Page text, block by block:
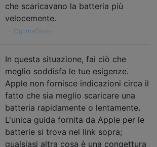
che scaricavano la batteria più
velocemente.
OghmaOsiris
In questa situazione, fai ciò che
meglio soddisfa le tue esigenze.
Apple non fornisce indicazioni circa il
fatto che sia meglio scaricare una
batteria rapidamente o lentamente.
L'unica guida fornita da Apple per le
batterie si trova nel link sopra;
qualsiasi altra cosa è una congettura